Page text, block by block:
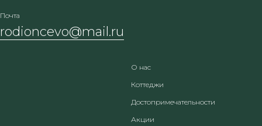
Почта
rodioncevo@mail.ru
О нас
Коттеджи
Достопримечательности
Акции